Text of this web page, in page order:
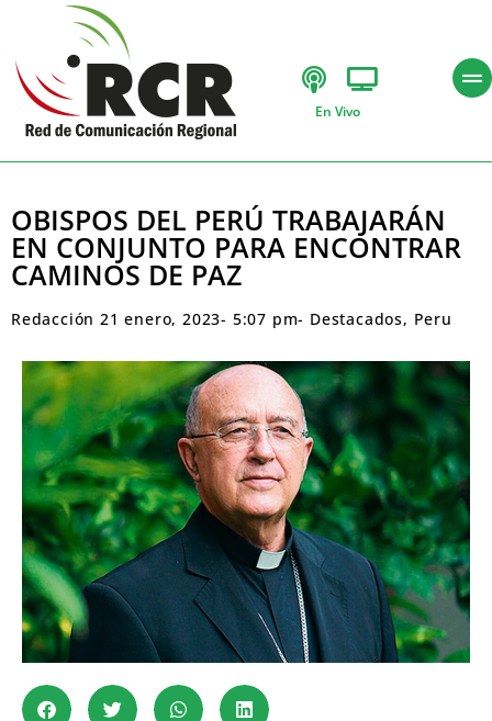
En Vivo
OBISPOS DEL PERÚ TRABAJARÁN
EN CONJUNTO PARA ENCONTRAR
CAMINOS DE PAZ
Redacción 21 enero, 2023- 5:07 pm- Destacados, Peru